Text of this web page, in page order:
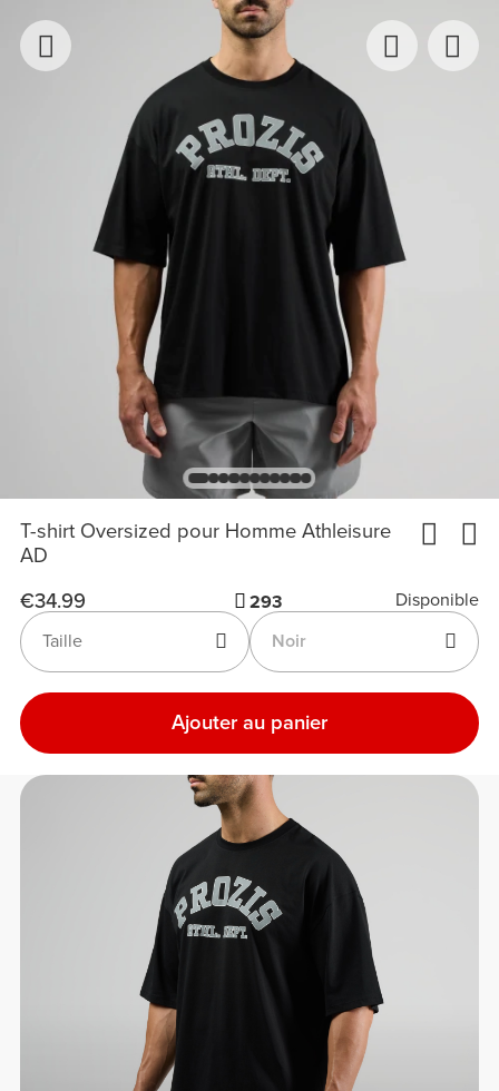
T-shirt Oversized pour Homme Athleisure
AD
€34.99
293
Disponible
Noir
Taille
Ajouter au panier